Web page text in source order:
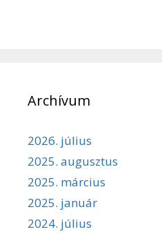
Archívum
2026. július
2025. augusztus
2025. március
2025. január
2024. július